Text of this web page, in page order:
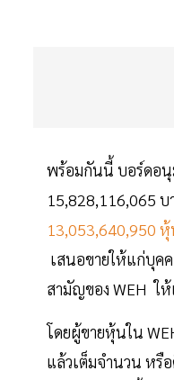
พร้อมกันนี้ บอร์ดอ
15,828,116,065
13,053,640,950
เสนอขายให้แก่บุค
สามัญของ WEH ใ
โดยผู้ขายหุ้นใน
แล้วเต็มจำนวน หรื